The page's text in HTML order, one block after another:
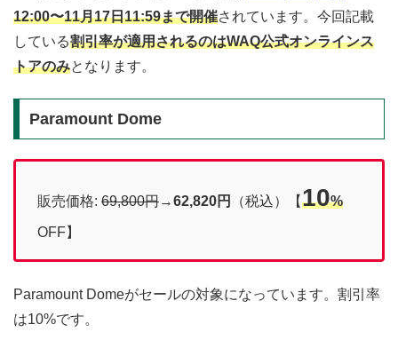
12:00〜11月17日11:59まで開催されています。今回記載
している割引率が適用されるのはWAQ公式オンラインス
トアのみとなります。
Paramount Dome
販売価格: 69,800円→62,820円 （税込）【10%
OFF】
Paramount Domeがセールの対象になっています。割引率
は10%です。